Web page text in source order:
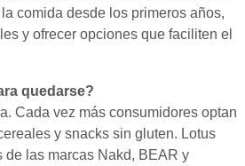
comida desde los primeros años,
y ofrecer opciones que faciliten el
quedarse?
Cada vez más consumidores optan
y snacks sin gluten. Lotus
de las marcas Nakd, BEAR y